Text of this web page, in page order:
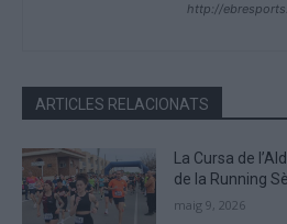
http://
ARTICLES RELACIONATS
La Cursa de
de la Running
maig 9, 2026